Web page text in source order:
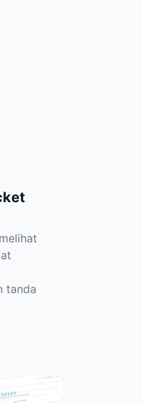
tanda